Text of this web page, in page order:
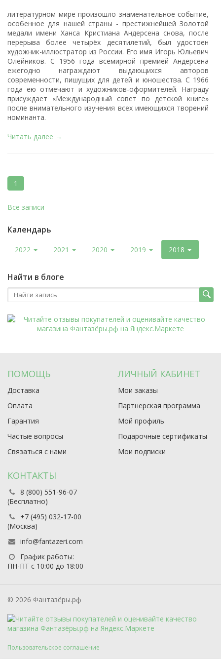
литературном мире произошло знаменательное событие,
особенное для нашей страны - престижнейшей Золотой
медали имениХанса Кристиана Андерсена снова, после
перерыва более четырёх десятилетий, был удостоен
художник-иллюстратор из России. Его имя Игорь Юльевич
Олейников. С 1956 года всемирной премией Андерсена
ежегодно награждают выдающихся авторов
современности, пишущих для детей и юношества. С 1966
года ею отмечают и художников-оформителей. Награду
присуждает «Международный совет по детской книге»
после внимательного изучения всех имеющихся творений
номинанта.
Читать далее →
1
Все записи
Календарь
2022 2021 2020 2019 2018
Найти в блоге
ПОМОЩЬ
Доставка
Оплата
Гарантия
Частые вопросы
Связаться с нами
ЛИЧНЫЙ КАБИНЕТ
Мои заказы
Партнерская программа
Мой профиль
Подарочные сертификаты
Мои подписки
КОНТАКТЫ
8 (800) 551-96-07
(Бесплатно)
+7 (495) 032-17-00
(Москва)
info@fantazeri.com
График работы:
ПН-ПТ с 10:00 до 18:00
© 2026 Фантазёры.рф
Пользовательское соглашение